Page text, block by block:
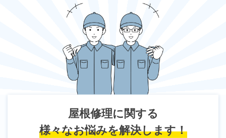
屋根修理に関する
様々なお悩みを解決します！